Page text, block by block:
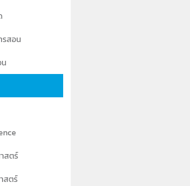
รสอน
สตร์
สตร์